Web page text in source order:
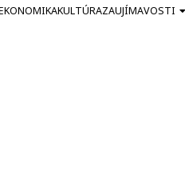
KULTÚRAZAUJÍMAVOSTI